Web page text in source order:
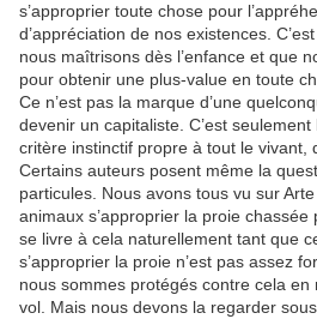
s’approprier toute chose pour
d’appréciation de nos existences.
nous maîtrisons dès l’enfance et que
pour obtenir une plus-value en toute
Ce n’est pas la marque d’une
devenir un capitaliste. C’est
critère instinctif propre à tout le vivant,
Certains auteurs posent même la
particules. Nous avons tous vu sur
animaux s’approprier la proie
se livre à cela naturellement tant que
s’approprier la proie n’est pas assez
nous sommes protégés contre cela
vol. Mais nous devons la regarder